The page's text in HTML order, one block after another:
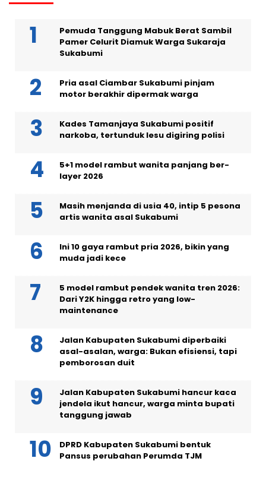
Pemuda Tanggung Mabuk Berat Sambil
Pamer Celurit Diamuk Warga Sukaraja
Sukabumi
Pria asal Ciambar Sukabumi pinjam
motor berakhir dipermak warga
Kades Tamanjaya Sukabumi positif
narkoba, tertunduk lesu digiring polisi
5+1 model rambut wanita panjang ber-
layer 2026
Masih menjanda di usia 40, intip 5 pesona
artis wanita asal Sukabumi
Ini 10 gaya rambut pria 2026, bikin yang
muda jadi kece
5 model rambut pendek wanita tren 2026:
Dari Y2K hingga retro yang low-
maintenance
Jalan Kabupaten Sukabumi diperbaiki
asal-asalan, warga: Bukan efisiensi, tapi
pemborosan duit
Jalan Kabupaten Sukabumi hancur kaca
jendela ikut hancur, warga minta bupati
tanggung jawab
DPRD Kabupaten Sukabumi bentuk
Pansus perubahan Perumda TJM